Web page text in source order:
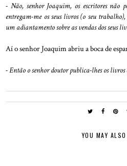
- Não, senhor Joaquim, os escritores não
entregam-me os seus livros (o seu
um adiantamento sobre as vendas dos seus
Aí o senhor Joaquim abriu a boca de
- Então o senhor doutor publica-lhes os
YOU MAY